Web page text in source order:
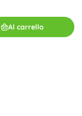
Al carrello